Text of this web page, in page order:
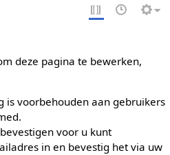
deze pagina te bewerken,
is voorbehouden aan gebruikers
voor u kunt
in en bevestig het via uw